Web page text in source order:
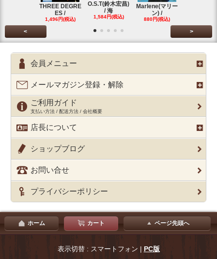
THREE DEGRE
ES /
1,496円(税込)
O.S.T(鈴木宏昌)
/ 海
1,584円(税込)
Marlene(マリー
ン) /
880円(税込)
< >
会員メニュー
メールマガジン登録・解除
ご利用ガイド
支払い方法 / 配送方法 / 会社概要
店長について
ショップブログ
お問い合せ
プライバシーポリシー
ホーム カート ページ先頭へ
表示切替 : スマートフォン | PC版